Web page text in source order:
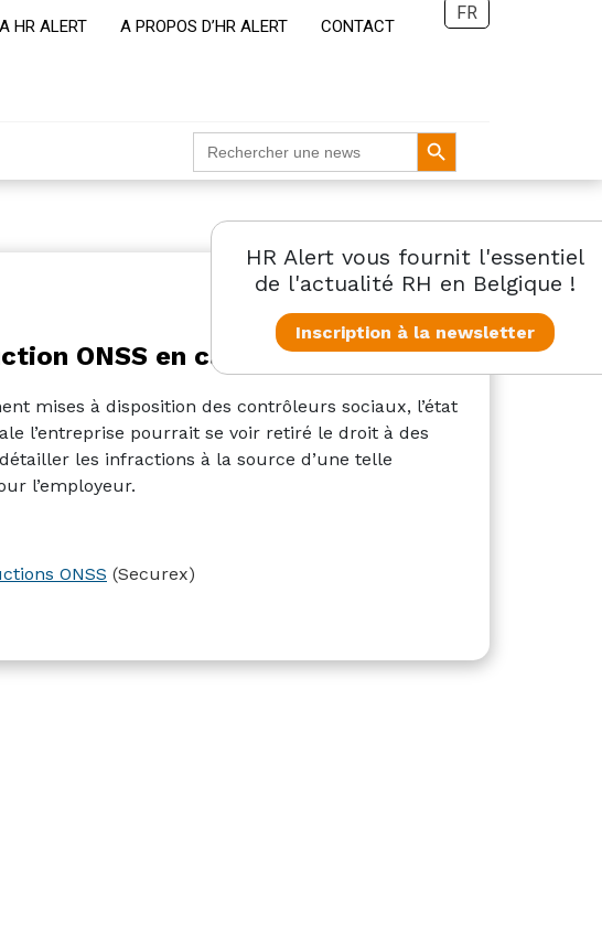
HR ALERT A PROPOS D’HR ALERT CONTACT
FR
Search
for:
Search Button
HR Alert vous fournit l'essentiel
de l'actualité RH en Belgique !
Inscription à la newsletter
ONSS en cas de fraude
mises à disposition des contrôleurs sociaux, l’état
l’entreprise pourrait se voir retiré le droit à des
les infractions à la source d’une telle
l’employeur.
ONSS (Securex)